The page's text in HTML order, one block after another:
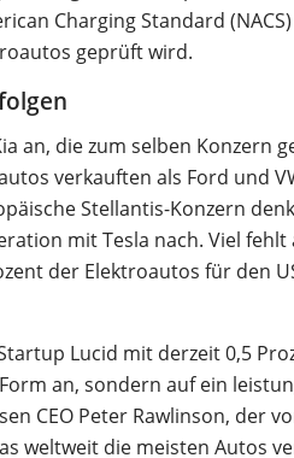
Charging Standard (NACS)
geprüft wird.
an, die zum selben Konzern
verkauften als Ford und
Stellantis-Konzern
mit Tesla nach. Viel
der Elektroautos für den
Lucid mit derzeit 0,5
an, sondern auf ein
CEO Peter Rawlinson, der
weltweit die meisten Autos